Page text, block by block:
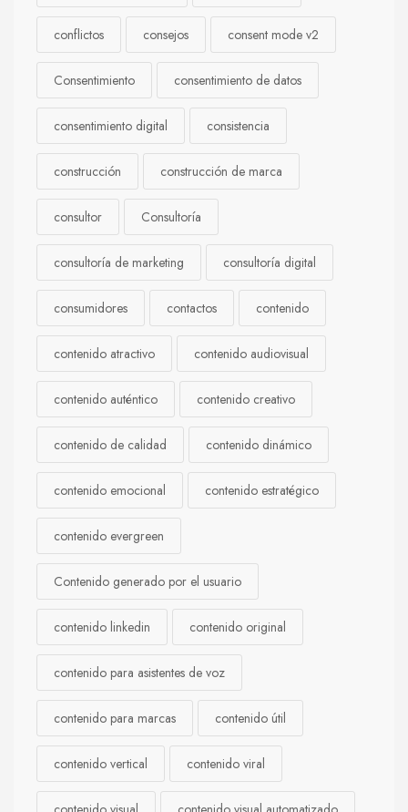
conflictos consejos consent mode v2
Consentimiento consentimiento de datos
consentimiento digital consistencia
construcción construcción de marca
consultor Consultoría
consultoría de marketing consultoría digital
consumidores contactos contenido
contenido atractivo contenido audiovisual
contenido auténtico contenido creativo
contenido de calidad contenido dinámico
contenido emocional contenido estratégico
contenido evergreen
Contenido generado por el usuario
contenido linkedin contenido original
contenido para asistentes de voz
contenido para marcas contenido útil
contenido vertical contenido viral